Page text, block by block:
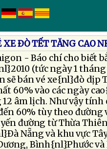
XE ÐÒ TẾT TĂNG CAO
- Báo chí cho biết
(tức ngày 1
sẽ bán vé xe{nl}đò dịp
60% vào các ngày
âm lịch. Như vậy
60% tùy theo
đường từ Thừa
Nẵng và khu vực
Bình{nl}Phước